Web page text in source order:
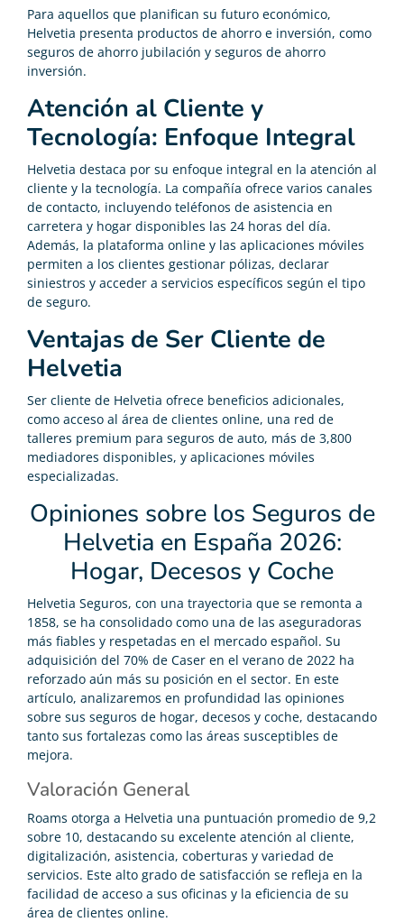
Para aquellos que planifican su futuro económico,
Helvetia presenta productos de ahorro e inversión, como
seguros de ahorro jubilación y seguros de ahorro
inversión.
Atención al Cliente y
Tecnología: Enfoque Integral
Helvetia destaca por su enfoque integral en la atención al
cliente y la tecnología. La compañía ofrece varios canales
de contacto, incluyendo teléfonos de asistencia en
carretera y hogar disponibles las 24 horas del día.
Además, la plataforma online y las aplicaciones móviles
permiten a los clientes gestionar pólizas, declarar
siniestros y acceder a servicios específicos según el tipo
de seguro.
Ventajas de Ser Cliente de
Helvetia
Ser cliente de Helvetia ofrece beneficios adicionales,
como acceso al área de clientes online, una red de
talleres premium para seguros de auto, más de 3,800
mediadores disponibles, y aplicaciones móviles
especializadas.
Opiniones sobre los Seguros de
Helvetia en España 2026:
Hogar, Decesos y Coche
Helvetia Seguros, con una trayectoria que se remonta a
1858, se ha consolidado como una de las aseguradoras
más fiables y respetadas en el mercado español. Su
adquisición del 70% de Caser en el verano de 2022 ha
reforzado aún más su posición en el sector. En este
artículo, analizaremos en profundidad las opiniones
sobre sus seguros de hogar, decesos y coche, destacando
tanto sus fortalezas como las áreas susceptibles de
mejora.
Valoración General
Roams otorga a Helvetia una puntuación promedio de 9,2
sobre 10, destacando su excelente atención al cliente,
digitalización, asistencia, coberturas y variedad de
servicios. Este alto grado de satisfacción se refleja en la
facilidad de acceso a sus oficinas y la eficiencia de su
área de clientes online.